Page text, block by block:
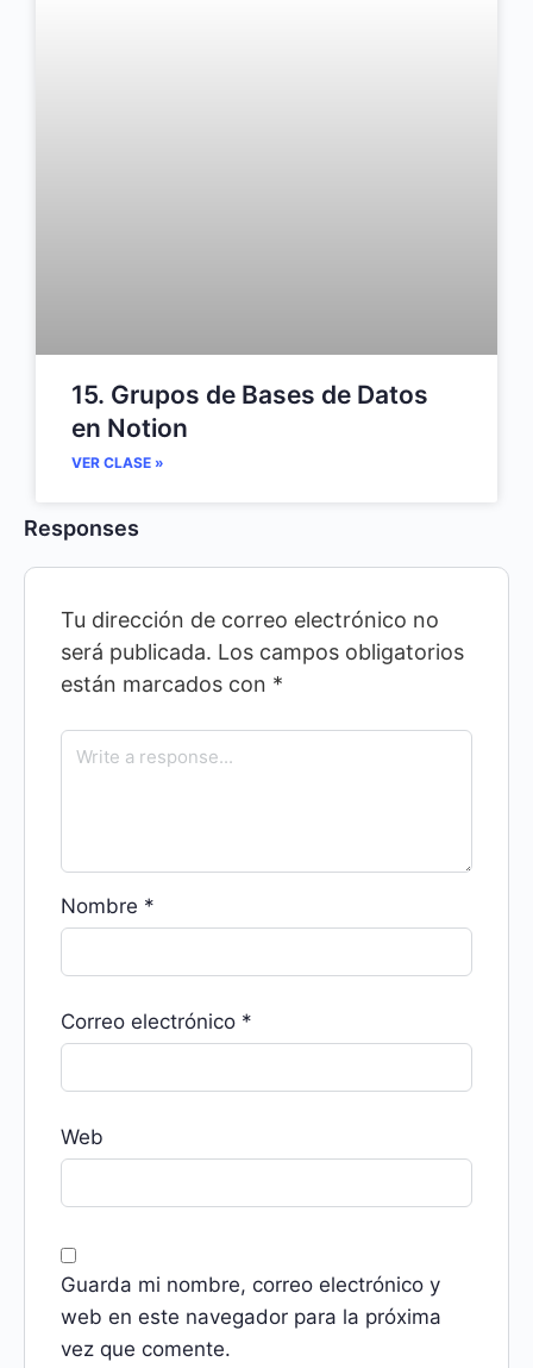
15. Grupos de Bases de Datos
en Notion
VER CLASE »
Responses
Tu dirección de correo electrónico no
será publicada. Los campos obligatorios
están marcados con *
Nombre *
Correo electrónico *
Web
Guarda mi nombre, correo electrónico y
web en este navegador para la próxima
vez que comente.